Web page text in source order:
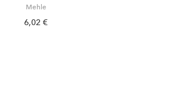
Mehle
6,02 €